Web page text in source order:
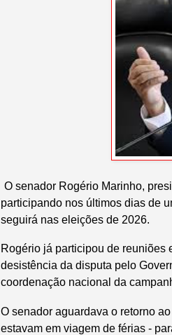
O senador Rogério Marinho,
participando nos últimos dias de
seguirá nas eleições de 2026.
Rogério já participou de reuniões
desistência da disputa pelo
coordenação nacional da
O senador aguardava o retorno
estavam em viagem de férias -